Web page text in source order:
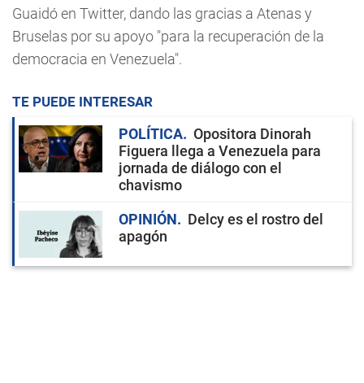
Guaidó en Twitter, dando las gracias a Atenas y
Bruselas por su apoyo "para la recuperación de la
democracia en Venezuela".
TE PUEDE INTERESAR
POLÍTICA
Opositora Dinorah
Figuera llega a Venezuela para
jornada de diálogo con el
chavismo
OPINIÓN
Delcy es el rostro del
apagón